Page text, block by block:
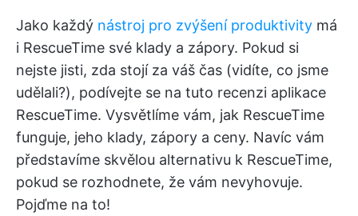
Jako každý nástroj pro zvýšení produktivity má
i RescueTime své klady a zápory. Pokud si
nejste jisti, zda stojí za váš čas (vidíte, co jsme
udělali?), podívejte se na tuto recenzi aplikace
RescueTime. Vysvětlíme vám, jak RescueTime
funguje, jeho klady, zápory a ceny. Navíc vám
představíme skvělou alternativu k RescueTime,
pokud se rozhodnete, že vám nevyhovuje.
Pojďme na to!